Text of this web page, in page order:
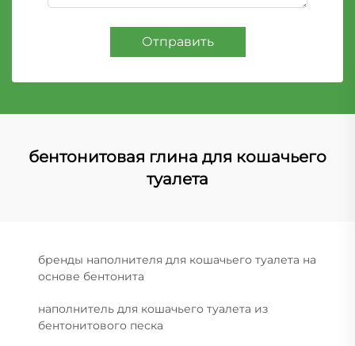
Отправить
бентонитовая глина для кошачьего
туалета
бренды наполнителя для кошачьего туалета на
основе бентонита
наполнитель для кошачьего туалета из
бентонитового песка